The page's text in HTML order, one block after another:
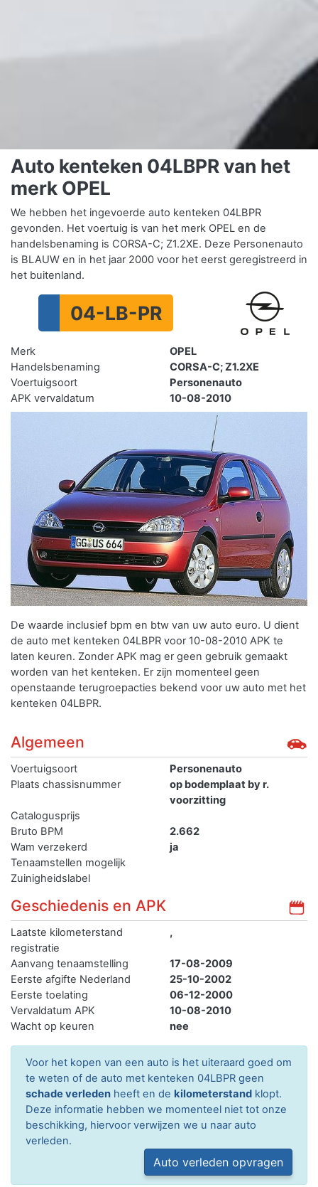
Auto kenteken 04LBPR van het
merk OPEL
We hebben het ingevoerde auto kenteken 04LBPR
gevonden. Het voertuig is van het merk OPEL en de
handelsbenaming is CORSA-C; Z1.2XE. Deze Personenauto
is BLAUW en in het jaar 2000 voor het eerst geregistreerd in
het buitenland.
04-LB-PR
Merk
OPEL
Handelsbenaming
CORSA-C; Z1.2XE
Voertuigsoort
Personenauto
APK vervaldatum
10-08-2010
De waarde inclusief bpm en btw van uw auto euro. U dient
de auto met kenteken 04LBPR voor 10-08-2010 APK te
laten keuren. Zonder APK mag er geen gebruik gemaakt
worden van het kenteken. Er zijn momenteel geen
openstaande terugroepacties bekend voor uw auto met het
kenteken 04LBPR.
Algemeen
Voertuigsoort
Personenauto
Plaats chassisnummer
op bodemplaat by r.
voorzitting
Catalogusprijs
Bruto BPM
2.662
Wam verzekerd
ja
Tenaamstellen mogelijk
Zuinigheidslabel
Geschiedenis en APK
Laatste kilometerstand
registratie
,
Aanvang tenaamstelling
17-08-2009
Eerste afgifte Nederland
25-10-2002
Eerste toelating
06-12-2000
Vervaldatum APK
10-08-2010
Wacht op keuren
nee
Voor het kopen van een auto is het uiteraard goed om
te weten of de auto met kenteken 04LBPR geen
schade verleden heeft en de kilometerstand klopt.
Deze informatie hebben we momenteel niet tot onze
beschikking, hiervoor verwijzen we u naar auto
verleden.
Auto verleden opvragen